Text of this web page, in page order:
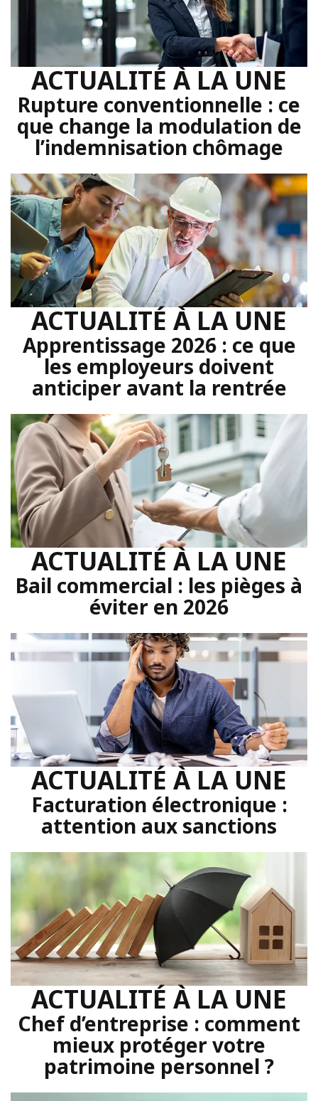
ACTUALITÉ À LA UNE
Rupture conventionnelle : ce
que change la modulation de
l’indemnisation chômage
ACTUALITÉ À LA UNE
Apprentissage 2026 : ce que
les employeurs doivent
anticiper avant la rentrée
ACTUALITÉ À LA UNE
Bail commercial : les pièges à
éviter en 2026
ACTUALITÉ À LA UNE
Facturation électronique :
attention aux sanctions
ACTUALITÉ À LA UNE
Chef d’entreprise : comment
mieux protéger votre
patrimoine personnel ?